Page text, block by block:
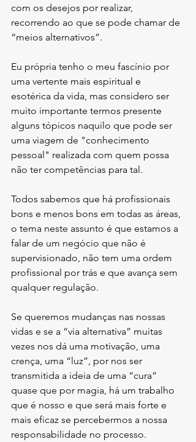
com os desejos por realizar,
recorrendo ao que se pode chamar de
“meios alternativos”.
Eu própria tenho o meu fascínio por
uma vertente mais espiritual e
esotérica da vida, mas considero ser
muito importante termos presente
alguns tópicos naquilo que pode ser
uma viagem de "conhecimento
pessoal" realizada com quem possa
não ter competências para tal.
Todos sabemos que há profissionais
bons e menos bons em todas as áreas,
o tema neste assunto é que estamos a
falar de um negócio que não é
supervisionado, não tem uma ordem
profissional por trás e que avança sem
qualquer regulação.
Se queremos mudanças nas nossas
vidas e se a “via alternativa” muitas
vezes nos dá uma motivação, uma
crença, uma “luz”, por nos ser
transmitida a ideia de uma “cura”
quase que por magia, há um trabalho
que é nosso e que será mais forte e
mais eficaz se percebermos a nossa
responsabilidade no processo.